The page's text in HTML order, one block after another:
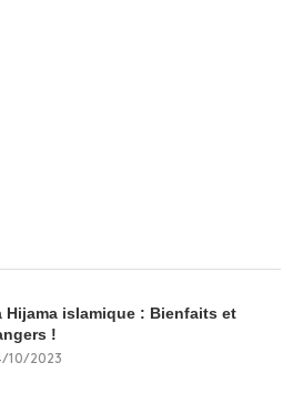
Hijama islamique : Bienfaits et
!
10/2023